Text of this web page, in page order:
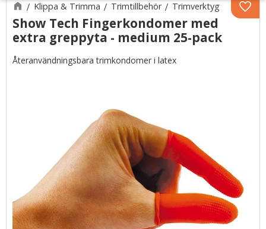
Klippa & Trimma Trimtillbehör Trimverktyg
Show Tech Fingerkondomer med
extra greppyta - medium 25-pack
Återanvändningsbara trimkondomer i latex